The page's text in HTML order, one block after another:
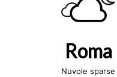
Roma
Nuvole sparse